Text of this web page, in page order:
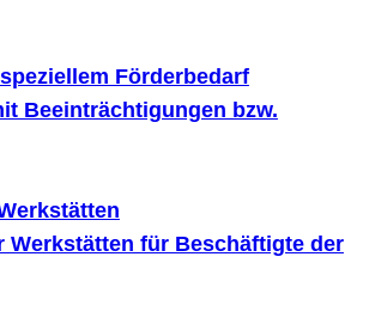
Förderbedarf
Beeinträchtigungen bzw.
für Beschäftigte der